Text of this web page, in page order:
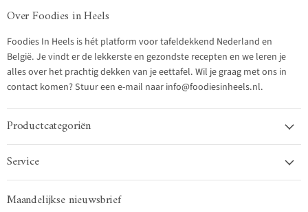
Over Foodies in Heels
Foodies In Heels is hét platform voor tafeldekkend Nederland en
België. Je vindt er de lekkerste en gezondste recepten en we leren je
alles over het prachtig dekken van je eettafel. Wil je graag met ons in
contact komen? Stuur een e-mail naar info@foodiesinheels.nl.
Productcategoriën
Service
Maandelijkse nieuwsbrief